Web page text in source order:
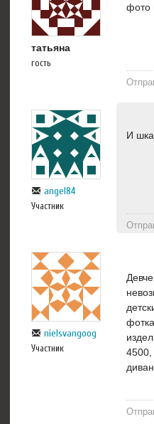
татьяна
гость
фото
angel84
Участник
И
nielsvangoog
Участник
4500,